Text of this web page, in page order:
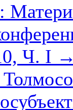
Ч. I